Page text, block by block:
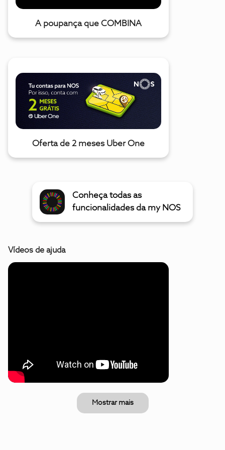
A poupança que COMBINA
Oferta de 2 meses Uber One
Conheça todas as
funcionalidades da my NOS
Vídeos de ajuda
Mostrar mais